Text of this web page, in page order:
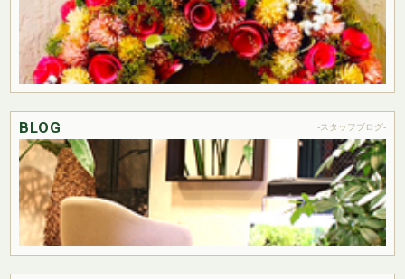
BLOG -スタッフブログ-